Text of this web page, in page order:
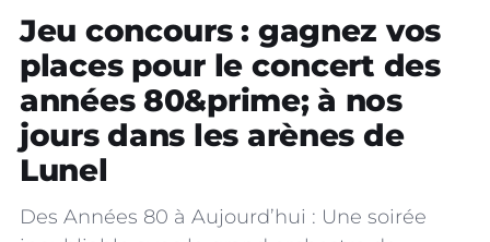
Jeu concours : gagnez vos
places pour le concert des
années 80&prime; à nos
jours dans les arènes de
Lunel
Des Années 80 à Aujourd’hui : Une soirée